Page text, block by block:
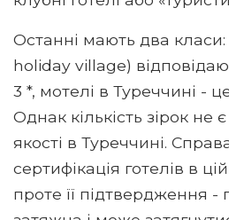
Останні мають два класи:
holiday village)
3 *, мотелі в Туреччині -
Однак кількість зірок не
якості в Туреччині.
сертифікація готелів в
проте її підтвердження